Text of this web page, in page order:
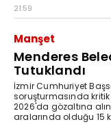
21:59
Manşet
Menderes
Tutuklandı
İzmir Cumhuriyet
soruşturmasında
2026'da gözaltına
aralarında olduğu 15